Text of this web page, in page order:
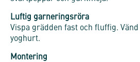
Luftig garneringsröra
Vispa grädden fast och fluffig.
yoghurt.
Montering